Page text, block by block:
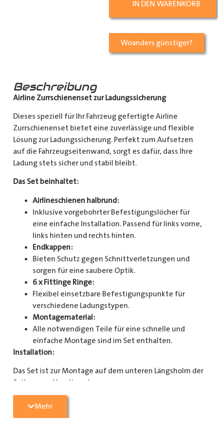
IN DEN WARENKORB
Woanders günstiger?
Beschreibung
Airline Zurrschienenset zur Ladungssicherung
Dieses speziell für Ihr Fahrzeug gefertigte Airline
Zurrschienenset bietet eine zuverlässige und flexible
Lösung zur Ladungssicherung. Perfekt zum Aufsetzen
auf die Fahrzeugseitenwand, sorgt es dafür, dass Ihre
Ladung stets sicher und stabil bleibt.
Das Set beinhaltet:
Airlineschienen halbrund:
Inklusive vorgebohrter Befestigungslöcher für
eine einfache Installation. Passend für links vorne,
links hinten und rechts hinten.
Endkappen:
Bieten Schutz gegen Schnittverletzungen und
sorgen für eine saubere Optik.
6 x Fittinge Ringe:
Flexibel einsetzbare Befestigungspunkte für
verschiedene Ladungstypen.
Montagematerial:
Alle notwendigen Teile für eine schnelle und
einfache Montage sind im Set enthalten.
Installation:
Das Set ist zur Montage auf dem unteren Längsholm der
Seitenwand bestimmt.
Mit diesem Zurrschienenset verbessern Sie die
Mehr